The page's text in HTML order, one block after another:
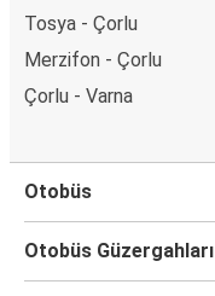
Tosya - Çorlu
Merzifon - Çorlu
Çorlu - Varna
Otobüs
Otobüs Güzergahları